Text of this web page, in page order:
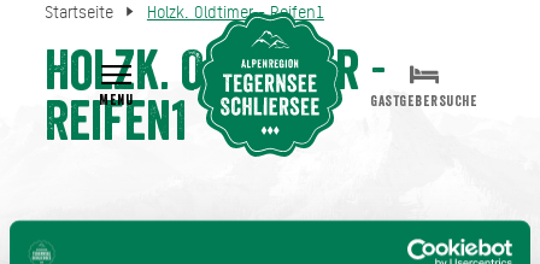
Startseite Holzk. Oldtimer - Reifen1
Holzk. Oldtimer -
Reifen1
MENU GASTGEBERSUCHE